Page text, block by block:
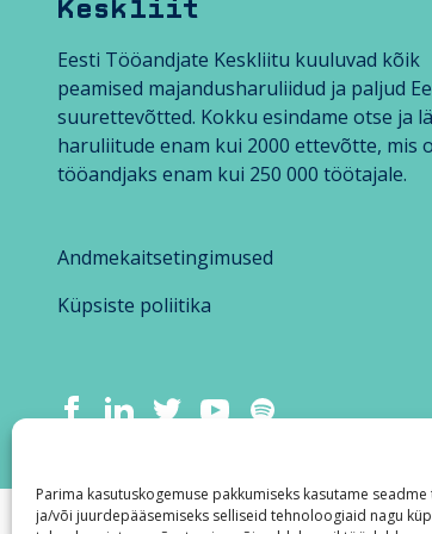
Parima kasutuskogemuse pakkumiseks kasutame
ja/või juurdepääsemiseks selliseid tehnoloogiaid nagu
Keskliit
Eesti Tööandjate Keskliitu kuuluvad kõik
peamised majandusharuliidud ja paljud
suurettevõtted. Kokku esindame otse ja
haruliitude enam kui 2000 ettevõtte, mis
tööandjaks enam kui 250 000 töötajale.
Andmekaitsetingimused
Küpsiste poliitika